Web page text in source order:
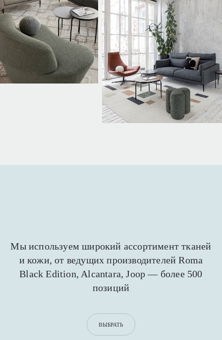
Мы используем широкий ассортимент тканей
и кожи,от ведущих производителей Roma
Black Edition, Alcantara, Joop — более 500
позиций
ВЫБРАТЬ